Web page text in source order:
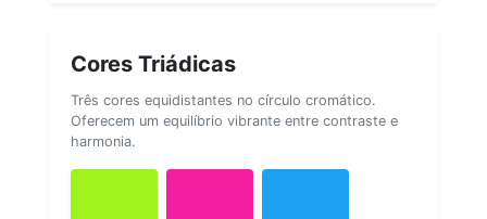
Cores Triádicas
Três cores equidistantes no círculo cromático.
Oferecem um equilíbrio vibrante entre contraste e
harmonia.